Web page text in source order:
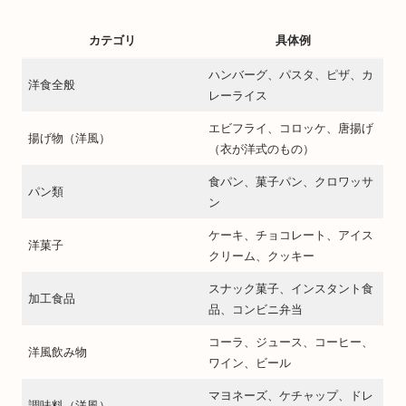
カテゴリ 具体例
洋食全般
ハンバーグ、パスタ、ピザ、カ
レーライス
揚げ物（洋風）
エビフライ、コロッケ、唐揚げ
（衣が洋式のもの）
パン類
食パン、菓子パン、クロワッサ
ン
洋菓子
ケーキ、チョコレート、アイス
クリーム、クッキー
加工食品
スナック菓子、インスタント食
品、コンビニ弁当
洋風飲み物
コーラ、ジュース、コーヒー、
ワイン、ビール
マヨネーズ、ケチャップ、ドレ